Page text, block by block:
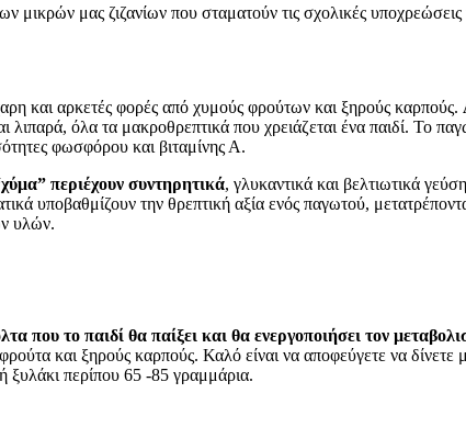
μας ζιζανίων που σταματούν τις σχολικές υποχρεώσεις
και αρκετές φορές από χυμούς φρούτων και ξηρούς καρπούς.
λιπαρά, όλα τα μακροθρεπτικά που χρειάζεται ένα παιδί. Το
φωσφόρου και βιταμίνης Α.
περιέχουν συντηρητικά, γλυκαντικά και βελτιωτικά
υποβαθμίζουν την θρεπτική αξία ενός παγωτού,
υλών.
που το παιδί θα παίξει και θα ενεργοποιήσει τον
και ξηρούς καρπούς. Καλό είναι να αποφεύγετε να
ξυλάκι περίπου 65 -85 γραμμάρια.